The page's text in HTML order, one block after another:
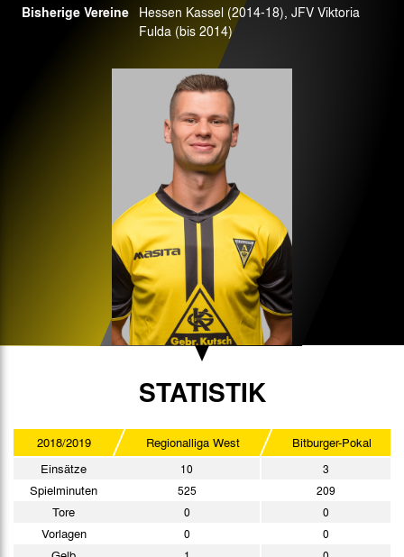
Bisherige Vereine Hessen Kassel (2014-18), JFV Viktoria
Fulda (bis 2014)
STATISTIK
2018/2019 Regionalliga West
Bitburger-Pokal
Einsätze
10 3
Spielminuten 525 209
Tore 0 0
Vorlagen 0 0